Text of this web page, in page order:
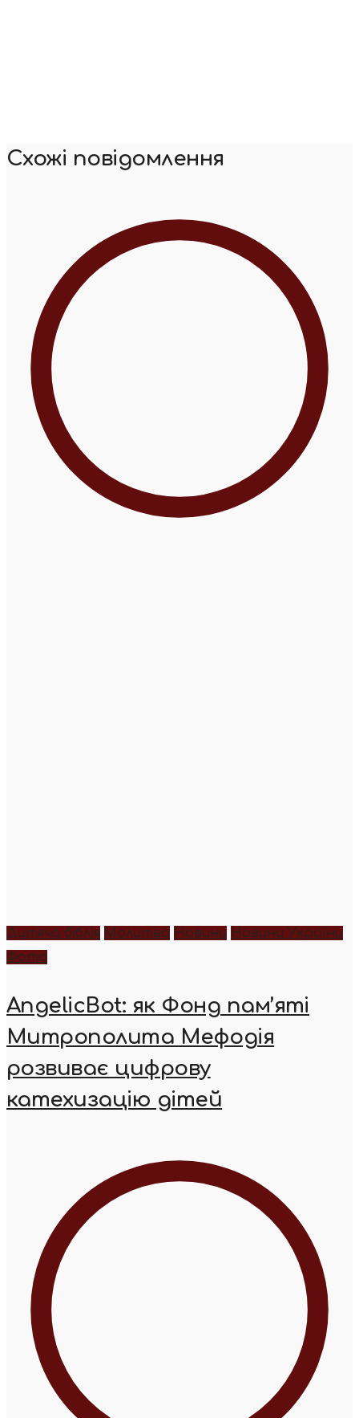
Схожі повідомлення
Дитяча біблія Молитва Новини Новини України
Фото
AngelicBot: як Фонд пам’яті
Митрополита Мефодія
розвиває цифрову
катехизацію дітей